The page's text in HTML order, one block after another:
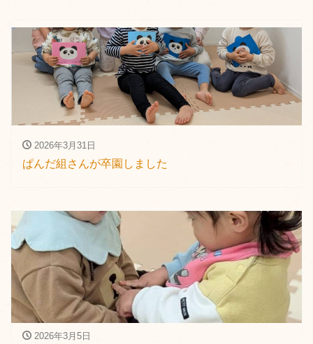
2026年3月31日
ぱんだ組さんが卒園しました
2026年3月5日